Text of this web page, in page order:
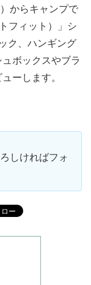
からキャンプで
フィット）」シ
ク、ハンギング
ボックスやブラ
ーします。
しければフォ